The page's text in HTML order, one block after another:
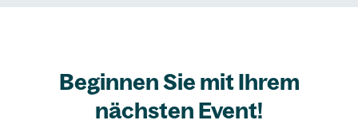
Beginnen Sie mit Ihrem
nächsten Event!